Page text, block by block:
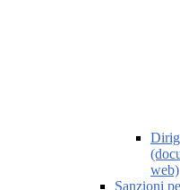
web)
Sanzioni